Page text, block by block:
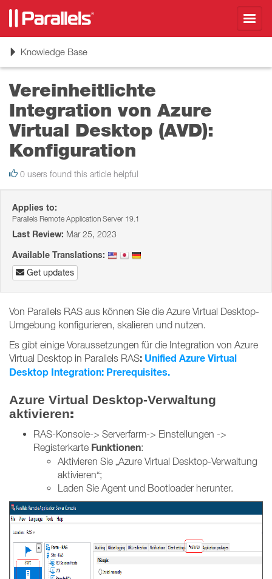
ToggleKnowledge Base
Vereinheitlichte
Integration von Azure
Virtual Desktop (AVD):
Konfiguration
0 users found this article helpful
Applies to:
Parallels Remote Application Server 19.1
Last Review: Mar 25, 2023
Available Translations:
Get updates
Von Parallels RAS aus können Sie die Azure Virtual Desktop-
Umgebung konfigurieren, skalieren und nutzen.
Es gibt einige Voraussetzungen für die Integration von Azure
Virtual Desktop in Parallels RAS: Unified Azure Virtual
Desktop Integration: Prerequisites.
Azure Virtual Desktop-Verwaltung
aktivieren:
RAS-Konsole-> Serverfarm-> Einstellungen ->
Registerkarte Funktionen:
Aktivieren Sie „Azure Virtual Desktop-Verwaltung
aktivieren“;
Laden Sie Agent und Bootloader herunter.